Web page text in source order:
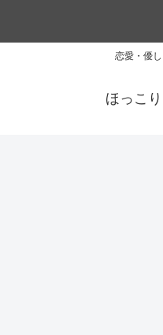
恋愛・優
ほっこ